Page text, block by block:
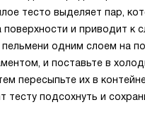
тесто выделяет пар,
поверхности и приводит к
одним слоем на
и поставьте в
пересыпьте их в
тесту подсохнуть и